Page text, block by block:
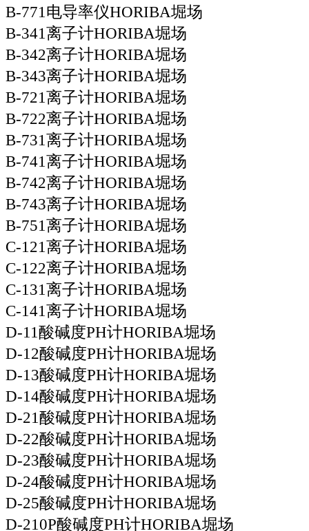
B-771电导率仪HORIBA堀场
B-341离子计HORIBA堀场
B-342离子计HORIBA堀场
B-343离子计HORIBA堀场
B-721离子计HORIBA堀场
B-722离子计HORIBA堀场
B-731离子计HORIBA堀场
B-741离子计HORIBA堀场
B-742离子计HORIBA堀场
B-743离子计HORIBA堀场
B-751离子计HORIBA堀场
C-121离子计HORIBA堀场
C-122离子计HORIBA堀场
C-131离子计HORIBA堀场
C-141离子计HORIBA堀场
D-11酸碱度PH计HORIBA堀场
D-12酸碱度PH计HORIBA堀场
D-13酸碱度PH计HORIBA堀场
D-14酸碱度PH计HORIBA堀场
D-21酸碱度PH计HORIBA堀场
D-22酸碱度PH计HORIBA堀场
D-23酸碱度PH计HORIBA堀场
D-24酸碱度PH计HORIBA堀场
D-25酸碱度PH计HORIBA堀场
D-210P酸碱度PH计HORIBA堀场